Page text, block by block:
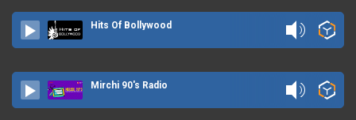
Hits Of Bollywood
Mirchi 90's Radio